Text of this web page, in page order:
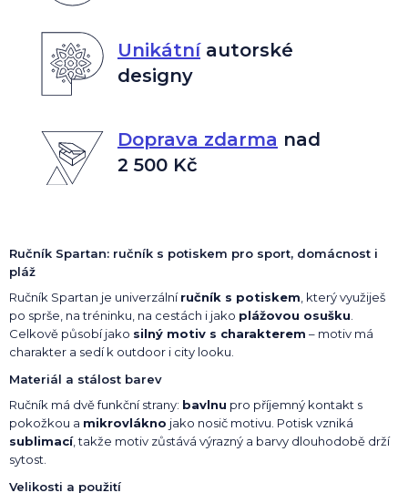
Unikátníautorské
designy
Doprava zdarma nad
2 500 Kč
Ručník Spartan: ručník s potiskem pro sport, domácnost i
pláž
Ručník Spartan je univerzálníručník s potiskem , který využiješ
po sprše, na tréninku, na cestách i jako plážovou osušku
Celkově působí jako silný motiv s charakterem – motiv má
charakter a sedí k outdoor i city looku.
Materiál a stálost barev
Ručník má dvě funkční strany: bavlnu pro příjemný kontakt s
pokožkou a mikrovlákno jako nosič motivu. Potisk vzniká
sublimací, takže motiv zůstává výrazný a barvy dlouhodobě drží
sytost.
Velikosti a použití